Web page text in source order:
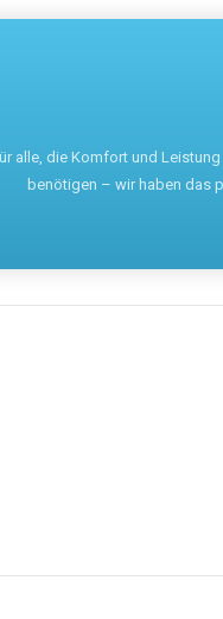
alle, die Komfort und
benötigen – wir haben das